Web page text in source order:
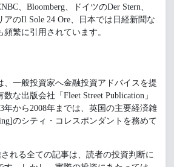
、Bloomberg、ドイツのDer Stern、
アのIl Sole 24 Ore、日本では日経新聞な
繁に引用されています。
、一般投資家へ金融投資アドバイスを提
な出版会社「Fleet Street Publication」
年から2008年までは、英国の主要経済雑
のシティ・コレスポンダントを務めて
れる全ての記事は、読者の投資判断に